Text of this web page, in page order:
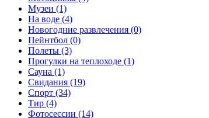
Музеи (1)
На воде (4)
Новогодние развлечения (0)
Пейнтбол (0)
Полеты (3)
Прогулки на теплоходе (1)
Сауна (1)
Свидания (19)
Спорт (34)
Тир (4)
Фотосессии (14)